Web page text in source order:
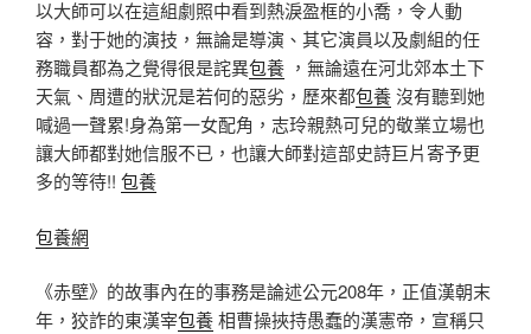
以大師可以在這組劇照中看到熱淚盈框的小喬，令人動
容，對于她的演技，無論是導演、其它演員以及劇組的任
務職員都為之覺得很是詫異包養 ，無論遠在河北郊本土下
天氣、周遭的狀況是若何的惡劣，歷來都包養沒有聽到她
喊過一聲累!身為第一女配角，志玲親熱可兒的敬業立場也
讓大師都對她信服不已，也讓大師對這部史詩巨片寄予更
多的等待!! 包養
包養網
《赤壁》的故事內在的事務是論述公元208年，正值漢朝末
年，狡詐的東漢宰包養相曹操挾持愚蠢的漢憲帝，宣稱只